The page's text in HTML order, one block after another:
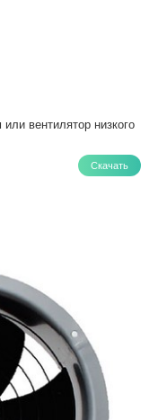
вентилятор низкого
Скачать